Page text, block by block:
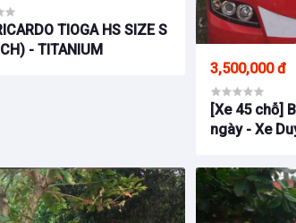
TIOGA HS SIZE S
- TITANIUM
3,500,000 đ
[Xe 45 chỗ]
ngày - Xe